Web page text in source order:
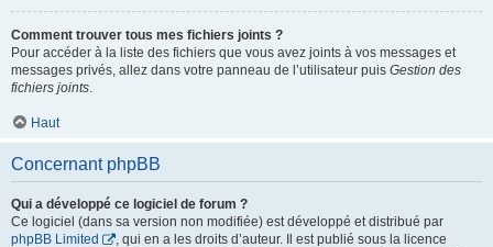
Comment trouver tous mes fichiers joints ?
Pour accéder à la liste des fichiers que vous avez joints à vos messages et
messages privés, allez dans votre panneau de l’utilisateur puis Gestion des
fichiers joints.
Haut
Concernant phpBB
Qui a développé ce logiciel de forum ?
Ce logiciel (dans sa version non modifiée) est développé et distribué par
phpBB Limited
, qui en a les droits d’auteur. Il est publié sous la licence